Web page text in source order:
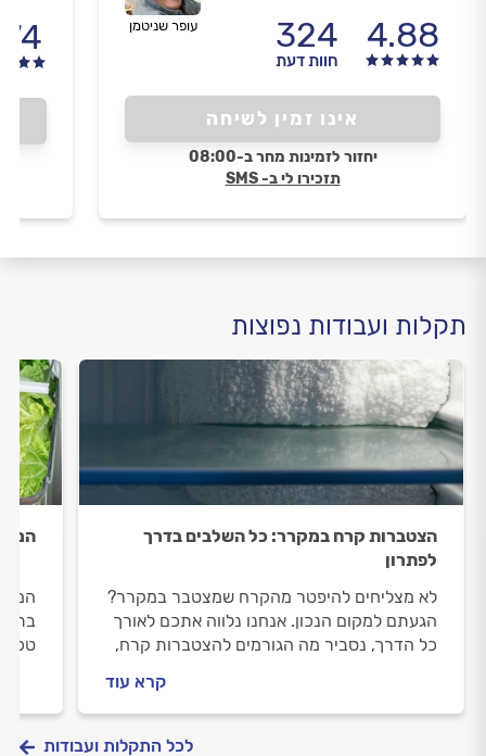
4.88
324
חוות דעת
עופר שניטמן
אינו זמין לשיחה
יחזור לזמינות מחר ב-08:00
תזכירו לי ב- SMS
תקלות ועבודות נפוצות
הצטברות קרח במקרר: כל השלבים בדרך
לפתרון
לא מצליחים להיפטר מהקרח שמצטבר במקרר?
הגעתם למקום הנכון. אנחנו נלווה אתכם לאורך
כל הדרך, נסביר מה הגורמים להצטברות קרח,
קרא עוד
לכל התקלות ועבודות